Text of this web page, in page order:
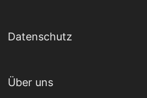
Datenschutz
Über uns